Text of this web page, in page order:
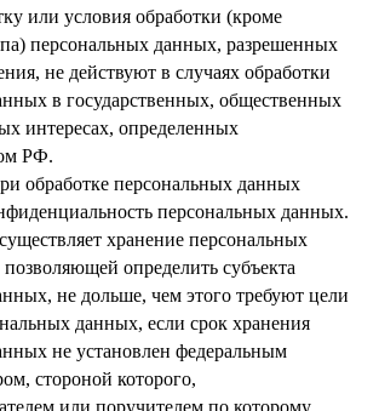
или условия обработки (кроме
персональных данных, разрешенных
не действуют в случаях обработки
в государственных, общественных
интересах, определенных
РФ.
обработке персональных данных
персональных данных.
хранение персональных
определить субъекта
не дольше, чем этого требуют цели
данных, если срок хранения
не установлен федеральным
стороной которого,
или поручителем по которому